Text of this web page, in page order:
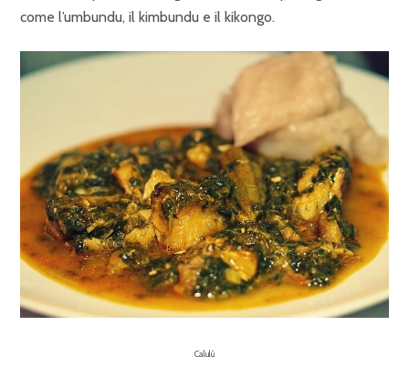
come l’umbundu, il kimbundu e il kikongo.
Calulù